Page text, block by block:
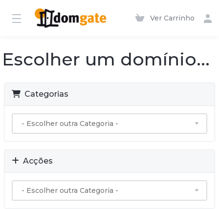
Ver Carrinho
Escolher um domínio...
Categorias
Acções